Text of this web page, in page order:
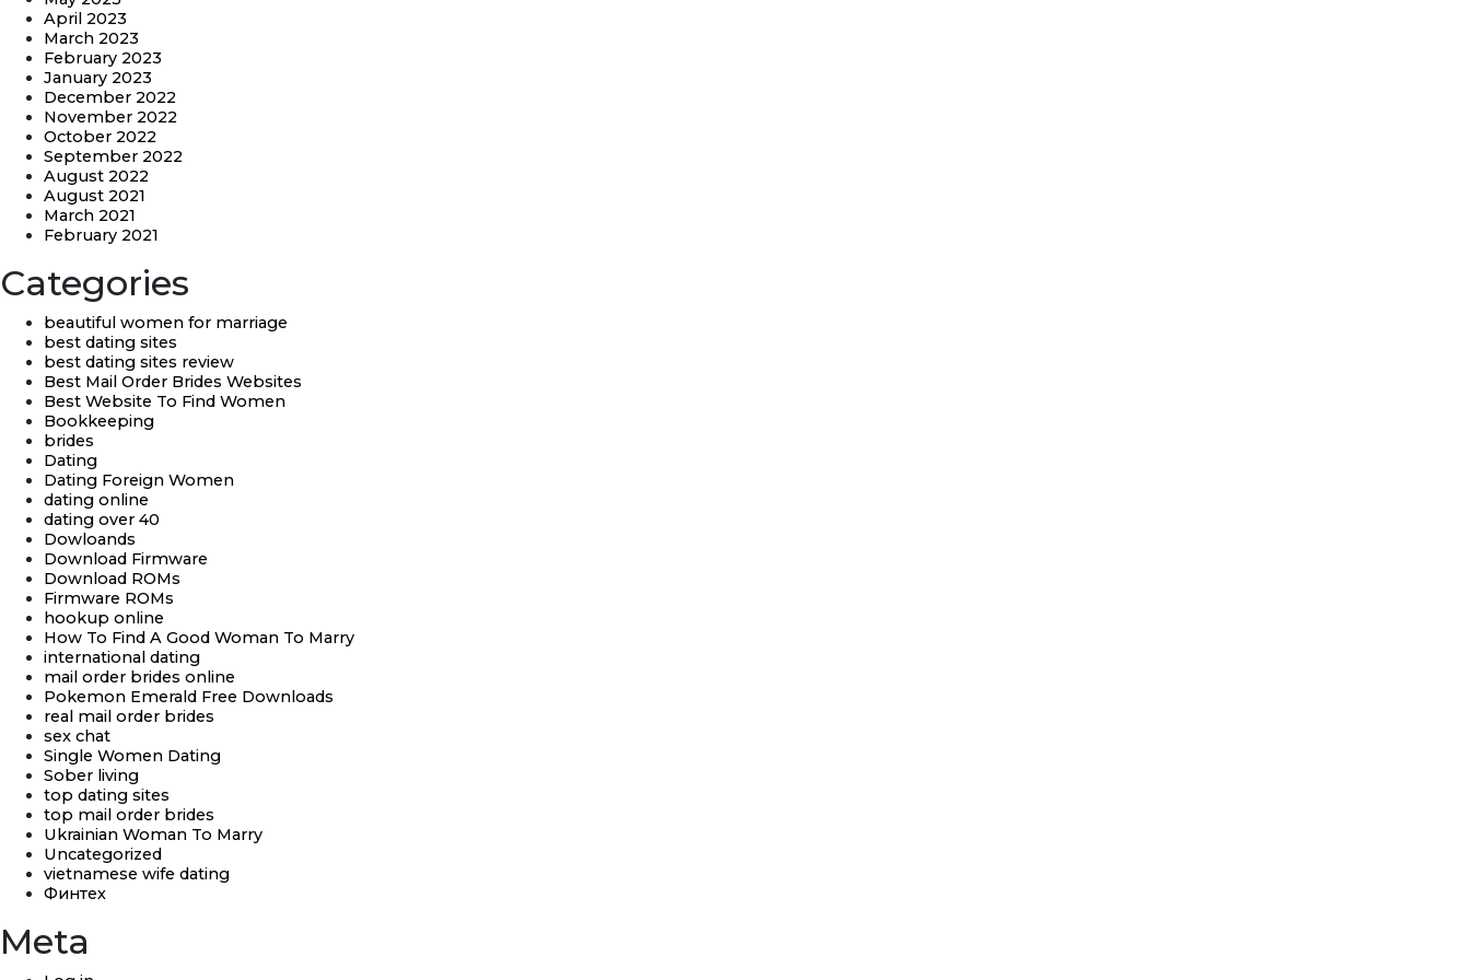
April 2023
March 2023
February 2023
January 2023
December 2022
November 2022
October 2022
September 2022
August 2022
August 2021
March 2021
February 2021
Categories
beautiful women for marriage
best dating sites
best dating sites review
Best Mail Order Brides Websites
Best Website To Find Women
Bookkeeping
brides
Dating
Dating Foreign Women
dating online
dating over 40
Dowloands
Download Firmware
Download ROMs
Firmware ROMs
hookup online
How To Find A Good Woman To Marry
international dating
mail order brides online
Pokemon Emerald Free Downloads
real mail order brides
sex chat
Single Women Dating
Sober living
top dating sites
top mail order brides
Ukrainian Woman To Marry
Uncategorized
vietnamese wife dating
Финтех
Meta